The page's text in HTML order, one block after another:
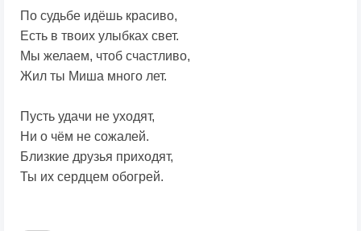
По судьбе идёшь красиво,
Есть в твоих улыбках свет.
Мы желаем, чтоб счастливо,
Жил ты Миша много лет.
Пусть удачи не уходят,
Ни о чём не сожалей.
Близкие друзья приходят,
Ты их сердцем обогрей.